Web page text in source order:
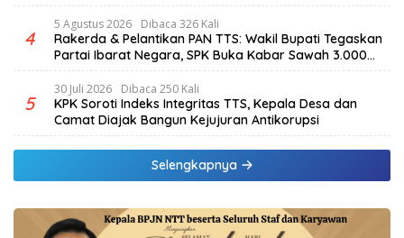
4
5 Agustus 2026 Dibaca 326 Kali
Rakerda & Pelantikan PAN TTS: Wakil Bupati Tegaskan
Partai Ibarat Negara, SPK Buka Kabar Sawah 3.000
Hektar & Larangan Politik Uang
5
30 Juli 2026 Dibaca 250 Kali
KPK Soroti Indeks Integritas TTS, Kepala Desa dan
Camat Diajak Bangun Kejujuran Antikorupsi
Selengkapnya